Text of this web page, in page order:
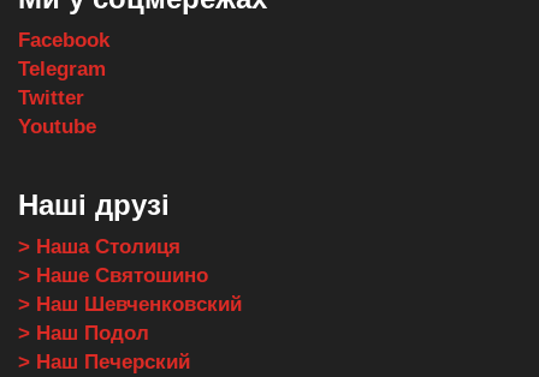
Facebook
Telegram
Twitter
Youtube
Наші друзі
> Наша Столиця
> Наше Святошино
> Наш Шевченковский
> Наш Подол
> Наш Печерский